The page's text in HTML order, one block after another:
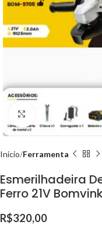
Clique para
Início Ferramenta
Esmerilhadeira
Ferro 21V
R$320,00